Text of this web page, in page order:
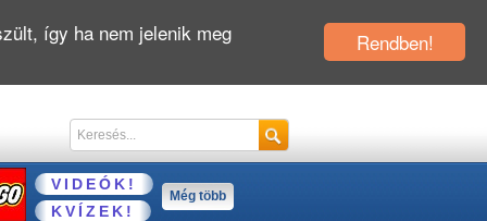
VIDEÓK!
KVÍZEK!
Még több
Rendben!
így ha nem jelenik meg